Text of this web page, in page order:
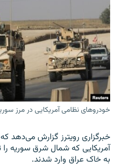
گزارش‌های ویدئویی
English
به ما بپیوندید
خودروهای نظامی آمریکایی در مرز
خبرگزاری رویترز گزارش می‌دهد
آمریکایی که شمال شرق سوریه را
به خاک عراق وارد شدند.